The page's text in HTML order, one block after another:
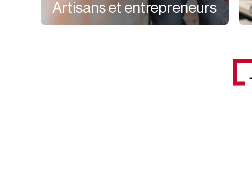
Artisans et entrepreneurs